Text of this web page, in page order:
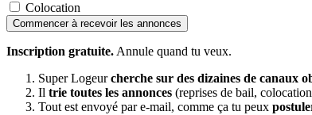
Colocation
Commencer à recevoir les annonces
Inscription gratuite. Annule quand tu veux.
Super Logeurcherche sur des dizaines de canaux
Il trie toutes les annonces (reprises de bail,
Tout est envoyé par e-mail, comme ça tu peux